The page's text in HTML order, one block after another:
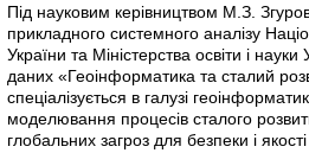
Під науковим керівництвом М.З.
прикладного системного аналізу
України та Міністерства освіти і
даних «Геоінформатика та сталий
спеціалізується в галузі
моделювання процесів сталого
глобальних загроз для безпеки і